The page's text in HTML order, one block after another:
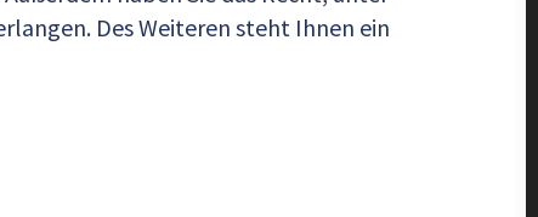
Des Weiteren steht Ihnen ein